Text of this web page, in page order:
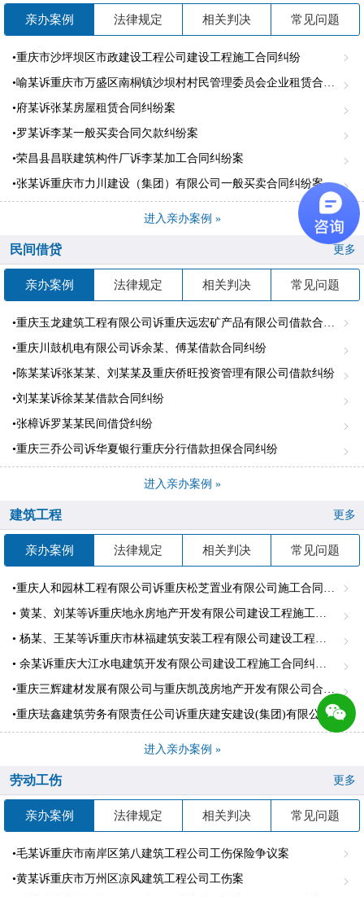
亲办案例 法律规定 相关判决 常见问题
•重庆市沙坪坝区市政建设工程公司建设工程施工合同纠纷
•喻某诉重庆市万盛区南桐镇沙坝村村民管理委员会企业租赁合同纠纷案
•府某诉张某房屋租赁合同纠纷案
•罗某诉李某一般买卖合同欠款纠纷案
•荣昌县昌联建筑构件厂诉李某加工合同纠纷案
•张某诉重庆市力川建设（集团）有限公司一般买卖合同纠纷案
进入亲办案例 »
民间借贷 更多
亲办案例 法律规定 相关判决 常见问题
•重庆玉龙建筑工程有限公司诉重庆远宏矿产品有限公司借款合同纠纷
•重庆川鼓机电有限公司诉余某、傅某借款合同纠纷
•陈某某诉张某某、刘某某及重庆侨旺投资管理有限公司借款纠纷
•刘某某诉徐某某借款合同纠纷
•张樟诉罗某某民间借贷纠纷
•重庆三乔公司诉华夏银行重庆分行借款担保合同纠纷
进入亲办案例 »
建筑工程 更多
亲办案例 法律规定 相关判决 常见问题
•重庆人和园林工程有限公司诉重庆松芝置业有限公司施工合同纠纷
• 黄某、刘某等诉重庆地永房地产开发有限公司建设工程施工合同纠纷案
• 杨某、王某等诉重庆市林福建筑安装工程有限公司建设工程施工合同纠纷案
• 余某诉重庆大江水电建筑开发有限公司建设工程施工合同纠纷案
•重庆三辉建材发展有限公司与重庆凯茂房地产开发有限公司合同纠纷，代理原告重庆三辉建材发展有限公司
•重庆珐鑫建筑劳务有限责任公司诉重庆建安建设(集团)有限公司建设工程施工合同纠纷
进入亲办案例 »
劳动工伤 更多
亲办案例 法律规定 相关判决 常见问题
•毛某诉重庆市南岸区第八建筑工程公司工伤保险争议案
•黄某诉重庆市万州区凉风建筑工程公司工伤案